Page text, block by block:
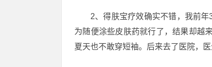
2、得肤宝疗效确实不错，我前
为随便涂些皮肤药就行了，结果却越
夏天也不敢穿短袖。后来去了医院，